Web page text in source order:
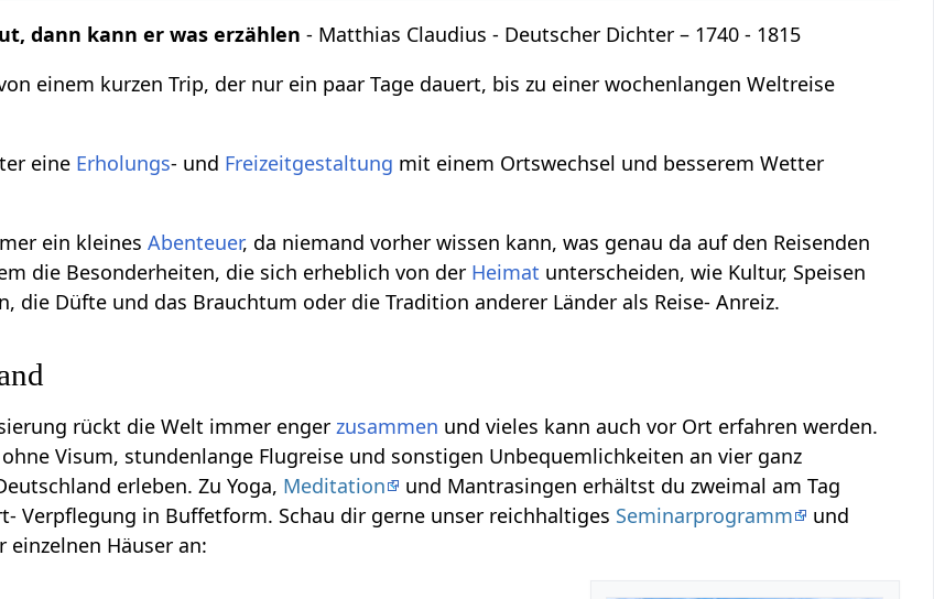
dann kann er was erzählen - Matthias Claudius - Deutscher Dichter – 1740 - 1815
einem kurzen Trip, der nur ein paar Tage dauert, bis zu einer wochenlangen Weltreise
eine Erholungs- und Freizeitgestaltung mit einem Ortswechsel und besserem Wetter
ein kleinesAbenteuer, da niemand vorher wissen kann, was genau da auf den Reisenden
die Besonderheiten, die sich erheblich von der Heimat unterscheiden, wie Kultur, Speisen
die Düfte und das Brauchtum oder die Tradition anderer Länder als Reise- Anreiz.
rückt die Welt immer engerzusammen und vieles kann auch vor Ort erfahren werden.
ohne Visum, stundenlange Flugreise und sonstigen Unbequemlichkeiten an vier ganz
erleben. Zu Yoga, Meditation
und Mantrasingen erhältst du zweimal am Tag
Verpflegung in Buffetform. Schau dir gerne unser reichhaltiges Seminarprogramm
und
einzelnen Häuser an: